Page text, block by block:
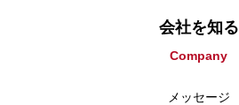
会社を知る
Company
メッセージ